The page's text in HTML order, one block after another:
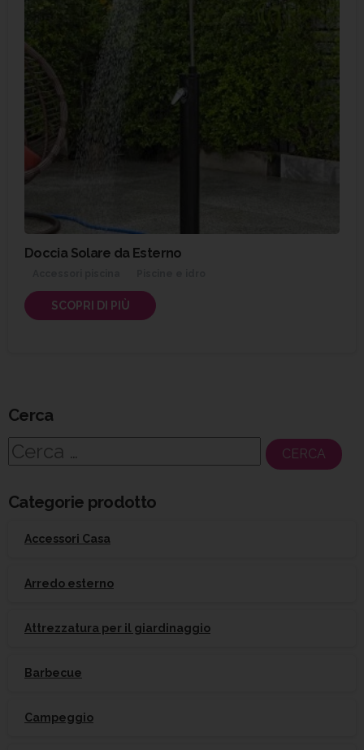
Doccia Solare da Esterno
SCOPRI DI PIÙ
Cerca
Ricerca
Categorie prodotto
Accessori Casa
Arredo esterno
Attrezzatura per il giardinaggio
Barbecue
Campeggio